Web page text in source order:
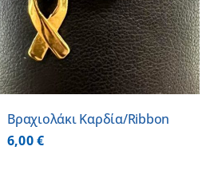
Βραχιολάκι Καρδία/Ribbon
6,00€